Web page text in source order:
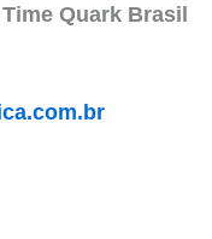
Quark Brasil